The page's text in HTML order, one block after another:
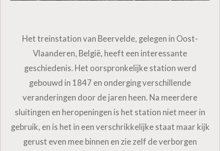
Het treinstation van Beervelde, gelegen in Oost-
Vlaanderen, België, heeft een interessante
geschiedenis. Het oorspronkelijke station werd
gebouwd in 1847 en onderging verschillende
veranderingen door de jaren heen. Na meerdere
sluitingen en heropeningen is het station niet meer in
gebruik, en is het in een verschrikkelijke staat maar kijk
gerust even mee binnen en zie zelf de verborgen